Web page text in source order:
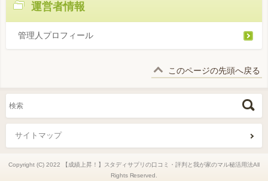
このページの先頭へ戻る
運営者情報
管理人プロフィール
サイトマップ
Copyright (C) 2022 【成績上昇！】スタディサプリの口コミ・評判と我が家のマル秘活用法All
Rights Reserved.